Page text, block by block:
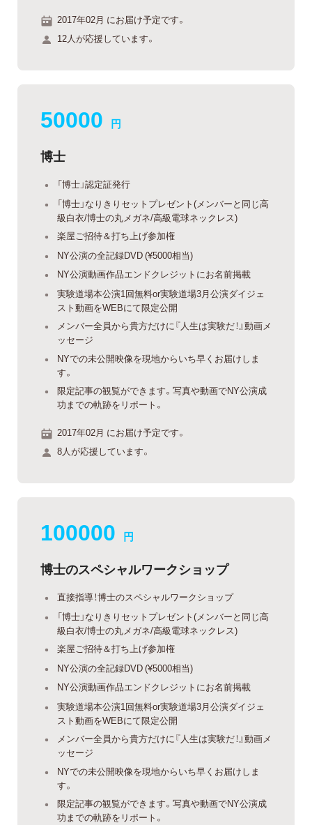
2017年02月 にお届け予定です。
12人が応援しています。
50000 円
博士
「博士」認定証発行
「博士」なりきりセットプレゼント(メンバーと同じ高
級白衣/博士の丸メガネ/高級電球ネックレス)
楽屋ご招待＆打ち上げ参加権
NY公演の全記録DVD (¥5000相当)
NY公演動画作品エンドクレジットにお名前掲載
実験道場本公演1回無料or実験道場3月公演ダイジェ
スト動画をWEBにて限定公開
メンバー全員から貴方だけに『人生は実験だ！』動画メ
ッセージ
NYでの未公開映像を現地からいち早くお届けしま
す。
限定記事の観覧ができます。写真や動画でNY公演成
功までの軌跡をリポート。
2017年02月 にお届け予定です。
8人が応援しています。
100000 円
博士のスペシャルワークショップ
直接指導！博士のスペシャルワークショップ
「博士」なりきりセットプレゼント(メンバーと同じ高
級白衣/博士の丸メガネ/高級電球ネックレス)
楽屋ご招待＆打ち上げ参加権
NY公演の全記録DVD (¥5000相当)
NY公演動画作品エンドクレジットにお名前掲載
実験道場本公演1回無料or実験道場3月公演ダイジェ
スト動画をWEBにて限定公開
メンバー全員から貴方だけに『人生は実験だ！』動画メ
ッセージ
NYでの未公開映像を現地からいち早くお届けしま
す。
限定記事の観覧ができます。写真や動画でNY公演成
功までの軌跡をリポート。